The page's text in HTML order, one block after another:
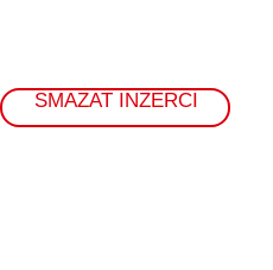
SMAZAT INZERCI